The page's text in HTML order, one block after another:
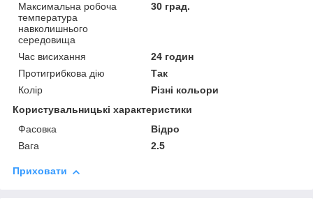
Максимальна робоча
температура
навколишнього
середовища
30 град.
Час висихання
24 годин
Протигрибкова дію
Так
Колір
Різні кольори
Користувальницькі характеристики
Фасовка
Відро
Вага
2.5
Приховати